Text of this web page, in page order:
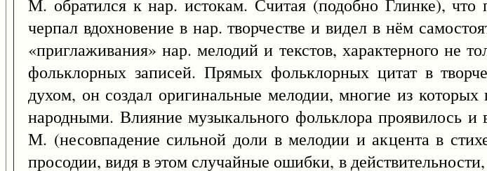
М. обратился к нар. истокам. Считая (подобно Глинке),
черпал вдохновение в нар. творчестве и видел в нём
«приглаживания» нар. мелодий и текстов, характерного не
фольклорных записей. Прямых фольклорных цитат в
духом, он создал оригинальные мелодии, многие из
народными. Влияние музыкального фольклора проявилось
М. (несовпадение сильной доли в мелодии и акцента в
просодии, видя в этом случайные ошибки, в